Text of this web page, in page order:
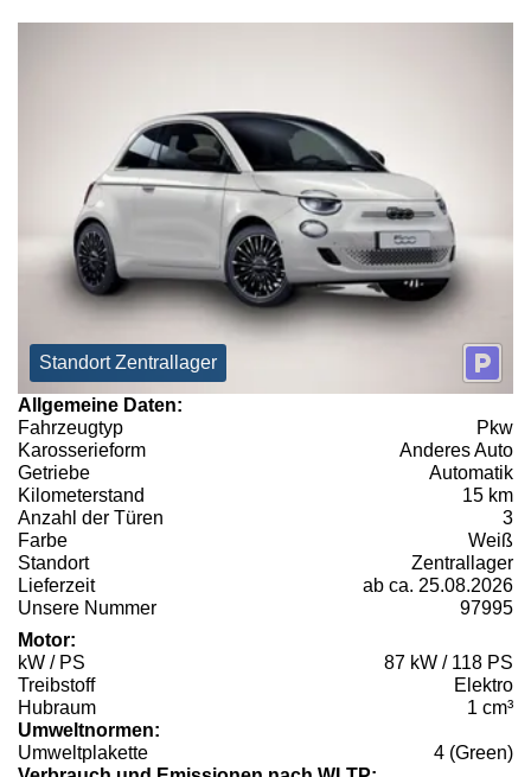
Standort Zentrallager
Allgemeine Daten:
Fahrzeugtyp
Pkw
Karosserieform
Anderes Auto
Getriebe
Automatik
Kilometerstand
15 km
Anzahl der Türen
3
Farbe
Weiß
Standort
Zentrallager
Lieferzeit
ab ca. 25.08.2026
Unsere Nummer
97995
Motor:
kW / PS
87 kW / 118 PS
Treibstoff
Elektro
Hubraum
1 cm³
Umweltnormen:
Umweltplakette
4 (Green)